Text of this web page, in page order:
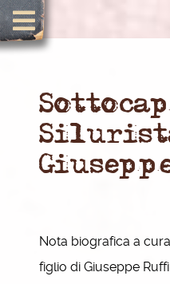
Nota biografica a
figlio di Giuseppe